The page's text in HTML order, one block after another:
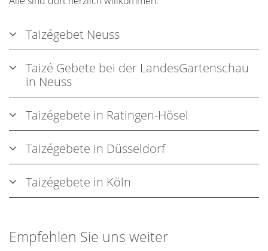
Taizégebet Neuss
Taizé Gebete bei der LandesGartenschau
in Neuss
Taizégebete in Ratingen-Hösel
Taizégebete in Düsseldorf
Taizégebete in Köln
Empfehlen Sie uns weiter